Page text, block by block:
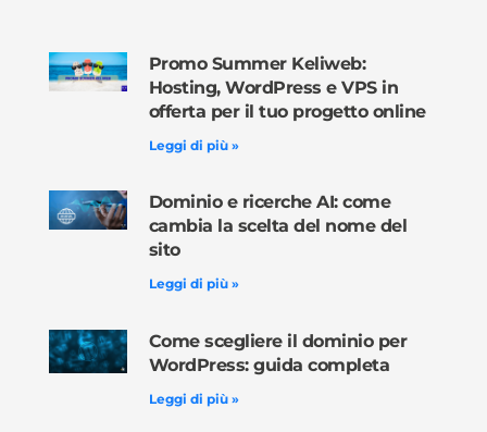
Promo Summer Keliweb:
Hosting, WordPress e VPS in
offerta per il tuo progetto online
Leggi di più »
Dominio e ricerche AI: come
cambia la scelta del nome del
sito
Leggi di più »
Come scegliere il dominio per
WordPress: guida completa
Leggi di più »